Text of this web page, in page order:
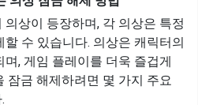
의상이 등장하며, 각 의상은 특정
수 있습니다. 의상은 캐릭터의
, 게임 플레이를 더욱 즐겁게
잠금 해제하려면 몇 가지 주요